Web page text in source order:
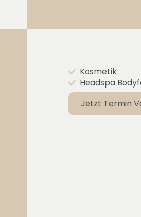
Kosmetik
Headspa
Jetzt Termin